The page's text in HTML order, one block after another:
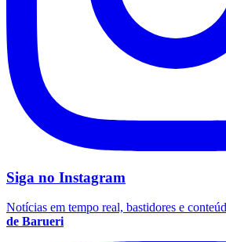
Siga no Instagram
Notícias em tempo real, bastidores e
de Barueri